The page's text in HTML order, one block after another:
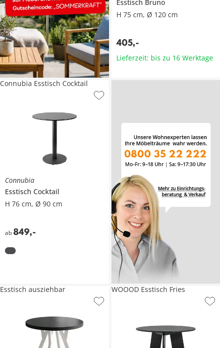
Esstisch Bruno
H 75 cm, Ø 120 cm
405,-
Lieferzeit: bis zu 16 Werktage
Connubia
Esstisch Cocktail
H 76 cm, Ø 90 cm
ab849,-
Connubia Esstisch Cocktail
Esstisch ausziehbar WOOOD Esstisch Fries